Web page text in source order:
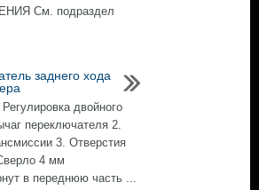
См. подраздел
заднего хода
двойного
переключателя 2.
3. Отверстия
4 мм
в переднюю часть ...